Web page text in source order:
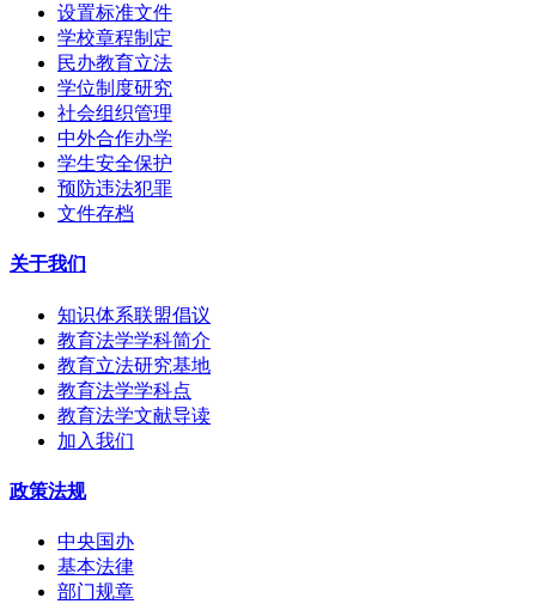
设置标准文件
学校章程制定
民办教育立法
学位制度研究
社会组织管理
中外合作办学
学生安全保护
预防违法犯罪
文件存档
关于我们
知识体系联盟倡议
教育法学学科简介
教育立法研究基地
教育法学学科点
教育法学文献导读
加入我们
政策法规
中央国办
基本法律
部门规章